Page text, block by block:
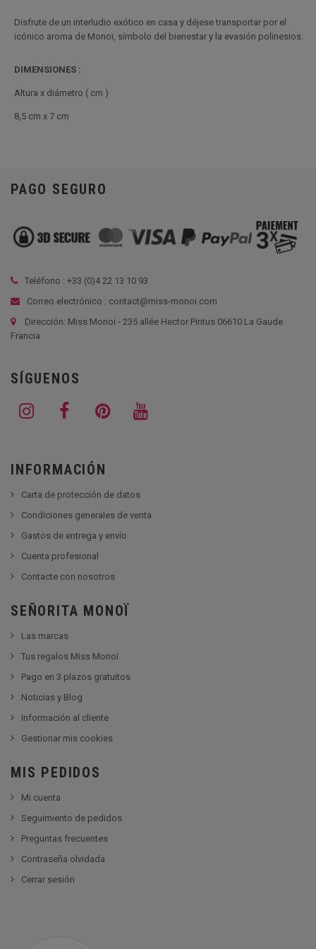
Disfrute de un interludio exótico en casa y déjese transportar por el
icónico aroma de Monoï, símbolo del bienestar y la evasión polinesios.
DIMENSIONES :
Altura x diámetro ( cm )
8,5 cm x 7 cm
PAGO SEGURO
Teléfono : +33 (0)4 22 13 10 93
Correo electrónico : contact@miss-monoi.com
Dirección: Miss Monoi - 235 allée Hector Pintus 06610 La Gaude
Francia
SÍGUENOS
INFORMACIÓN
Carta de protección de datos
Condiciones generales de venta
Gastos de entrega y envío
Cuenta profesional
Contacte con nosotros
SEÑORITA MONOÏ
Las marcas
Tus regalos Miss Monoï
Pago en 3 plazos gratuitos
Noticias y Blog
Información al cliente
Gestionar mis cookies
MIS PEDIDOS
Mi cuenta
Seguimiento de pedidos
Preguntas frecuentes
Contraseña olvidada
Cerrar sesión